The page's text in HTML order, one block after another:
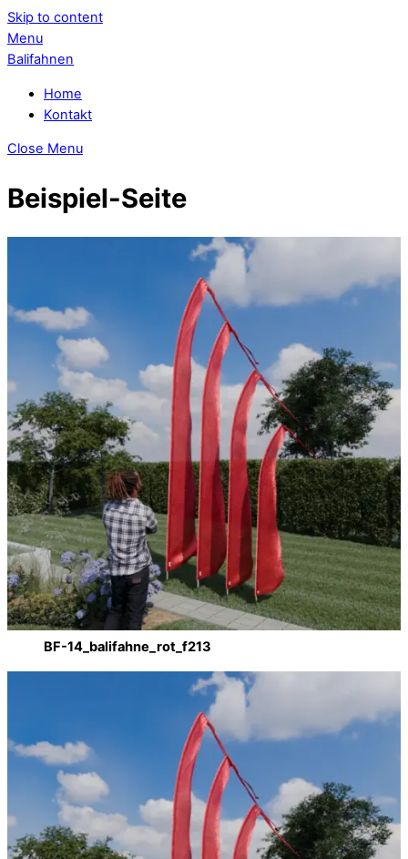
Skip to content
Menu
Balifahnen
Home
Kontakt
Close Menu
Beispiel-Seite
BF-14_balifahne_rot_f213